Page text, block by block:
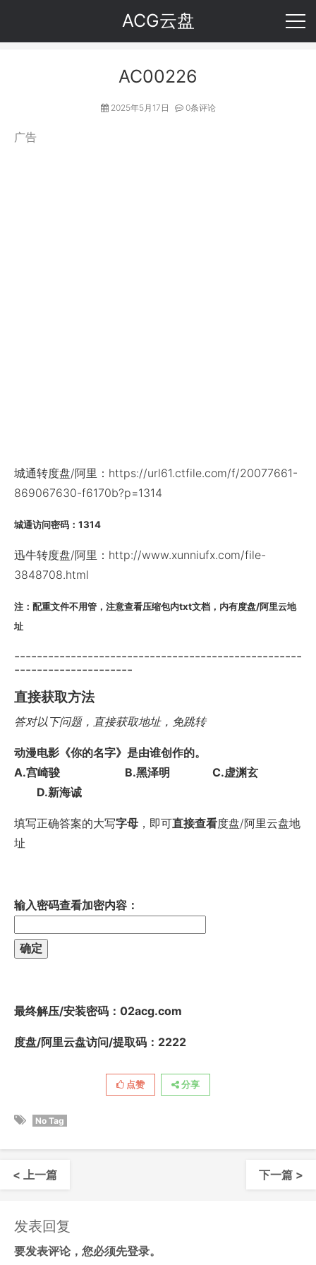
ACG云盘
AC00226
2025年5月17日 0条评论
广告
城通转度盘/阿里：https://url61.ctfile.com/f/20077661-
869067630-f6170b?p=1314
城通访问密码：1314
迅牛转度盘/阿里：http://www.xunniufx.com/file-
3848708.html
注：配重文件不用管，注意查看压缩包内txt文档，内有度盘/阿里云地
址
---------------------------------------------------
---------------------
直接获取方法
答对以下问题，直接获取地址，免跳转
动漫电影《你的名字》是由谁创作的。
A.宫崎骏 B.黑泽明 C.虚渊玄
D.新海诚
填写正确答案的大写字母 ，即可直接查看度盘/阿里云盘地
址
输入密码查看加密内容：
最终解压/安装密码 ：02acg.com
度盘/阿里云盘访问/提取码：2222
点赞 分享
No Tag
< 上一篇 下一篇 >
发表回复
要发表评论，您必须先登录。